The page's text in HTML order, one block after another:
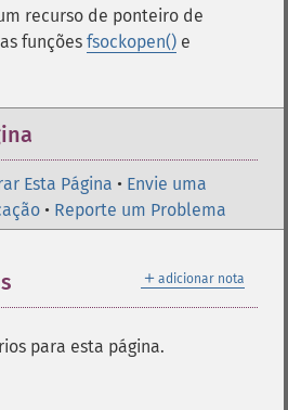
recurso de ponteiro de
funções fsockopen() e
Esta Página • Envie uma
• Reporte um Problema
＋ adicionar nota
para esta página.